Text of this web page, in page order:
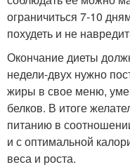
ограничиться 7-10
похудеть и не
Окончание диеты
недели-двух нужно
жиры в свое меню,
белков. В итоге
питанию в
и с оптимальной
веса и роста.